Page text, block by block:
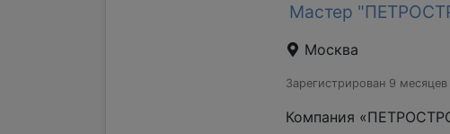
Мастер
Москва
Зарегистрирован 9 месяцев
Компания